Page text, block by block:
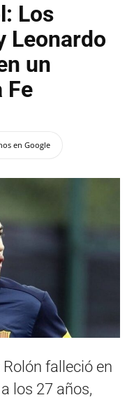
Los
Leonardo
un
Fe
en Google
falleció en
los 27 años,